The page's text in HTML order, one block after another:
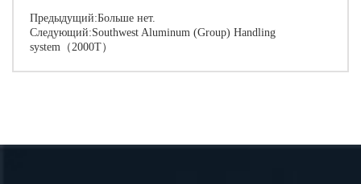
Предыдущий:Больше нет.
Следующий:Southwest Aluminum (Group) Handling
system（2000T）